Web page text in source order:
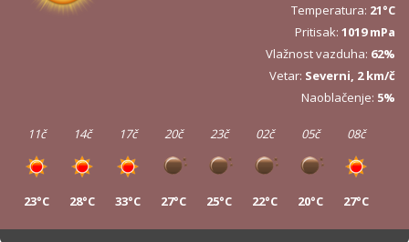
Temperatura: 21°C
Pritisak: 1019 mPa
Vlažnost vazduha: 62%
Vetar: Severni, 2 km/č
Naoblačenje: 5%
11č
23°C
14č
28°C
17č
33°C
20č
27°C
23č
25°C
02č
22°C
05č
20°C
08č
27°C